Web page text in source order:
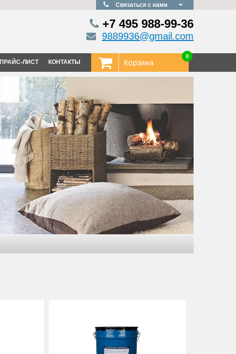
Связаться с нами
+7 495 988-99-36
9889936@gmail.com
ПРАЙС-ЛИСТ КОНТАКТЫ Корзина
0